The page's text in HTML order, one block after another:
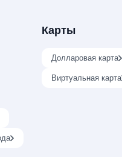
Карты
Долларовая карта
Виртуальная карта